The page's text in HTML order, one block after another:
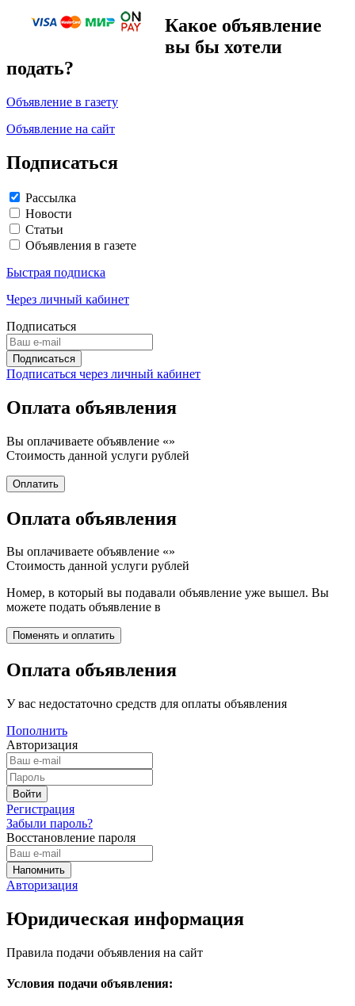
Какое объявление
вы бы хотели
подать?
Объявление в газету
Объявление на сайт
Подписаться
Рассылка
Новости
Статьи
Объявления в газете
Быстрая подписка
Через личный кабинет
Подписаться
Подписаться через личный кабинет
Оплата объявления
Вы оплачиваете объявление «»
Стоимость данной услуги рублей
Оплата объявления
Вы оплачиваете объявление «»
Стоимость данной услуги рублей
Номер, в который вы подавали объявление уже вышел. Вы
можете подать объявление в
Оплата объявления
У вас недостаточно средств для оплаты объявления
Пополнить
Авторизация
Регистрация
Забыли пароль?
Восстановление пароля
Авторизация
Юридическая информация
Правила подачи объявления на сайт
Условия подачи объявления: